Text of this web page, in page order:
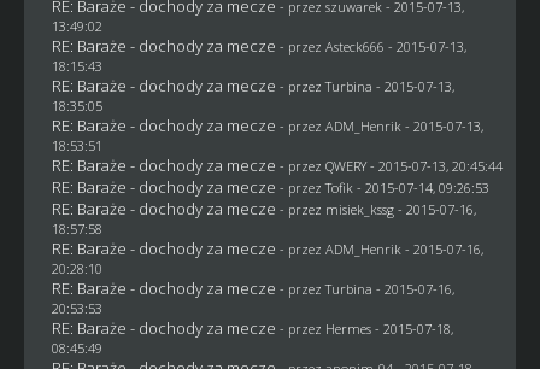
RE: Baraże - dochody za mecze - przez szuwarek - 2015-07-13,
13:49:02
RE: Baraże - dochody za mecze - przez Asteck666 - 2015-07-13,
18:15:43
RE: Baraże - dochody za mecze - przez Turbina - 2015-07-13,
18:35:05
RE: Baraże - dochody za mecze - przez ADM_Henrik - 2015-07-13,
18:53:51
RE: Baraże - dochody za mecze - przez QWERY- 2015-07-13, 20:45:44
RE: Baraże - dochody za mecze - przezTofik - 2015-07-14, 09:26:53
RE: Baraże - dochody za mecze - przez misiek_kssg- 2015-07-16,
18:57:58
RE: Baraże - dochody za mecze - przez ADM_Henrik - 2015-07-16,
20:28:10
RE: Baraże - dochody za mecze - przez Turbina - 2015-07-16,
20:53:53
RE: Baraże - dochody za mecze - przez Hermes- 2015-07-18,
08:45:49